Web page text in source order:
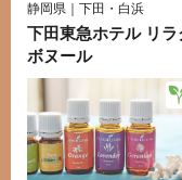
静岡県｜下田・白浜
下田東急ホテル リラクゼーションサロン アローム・ドゥ・
ボヌール